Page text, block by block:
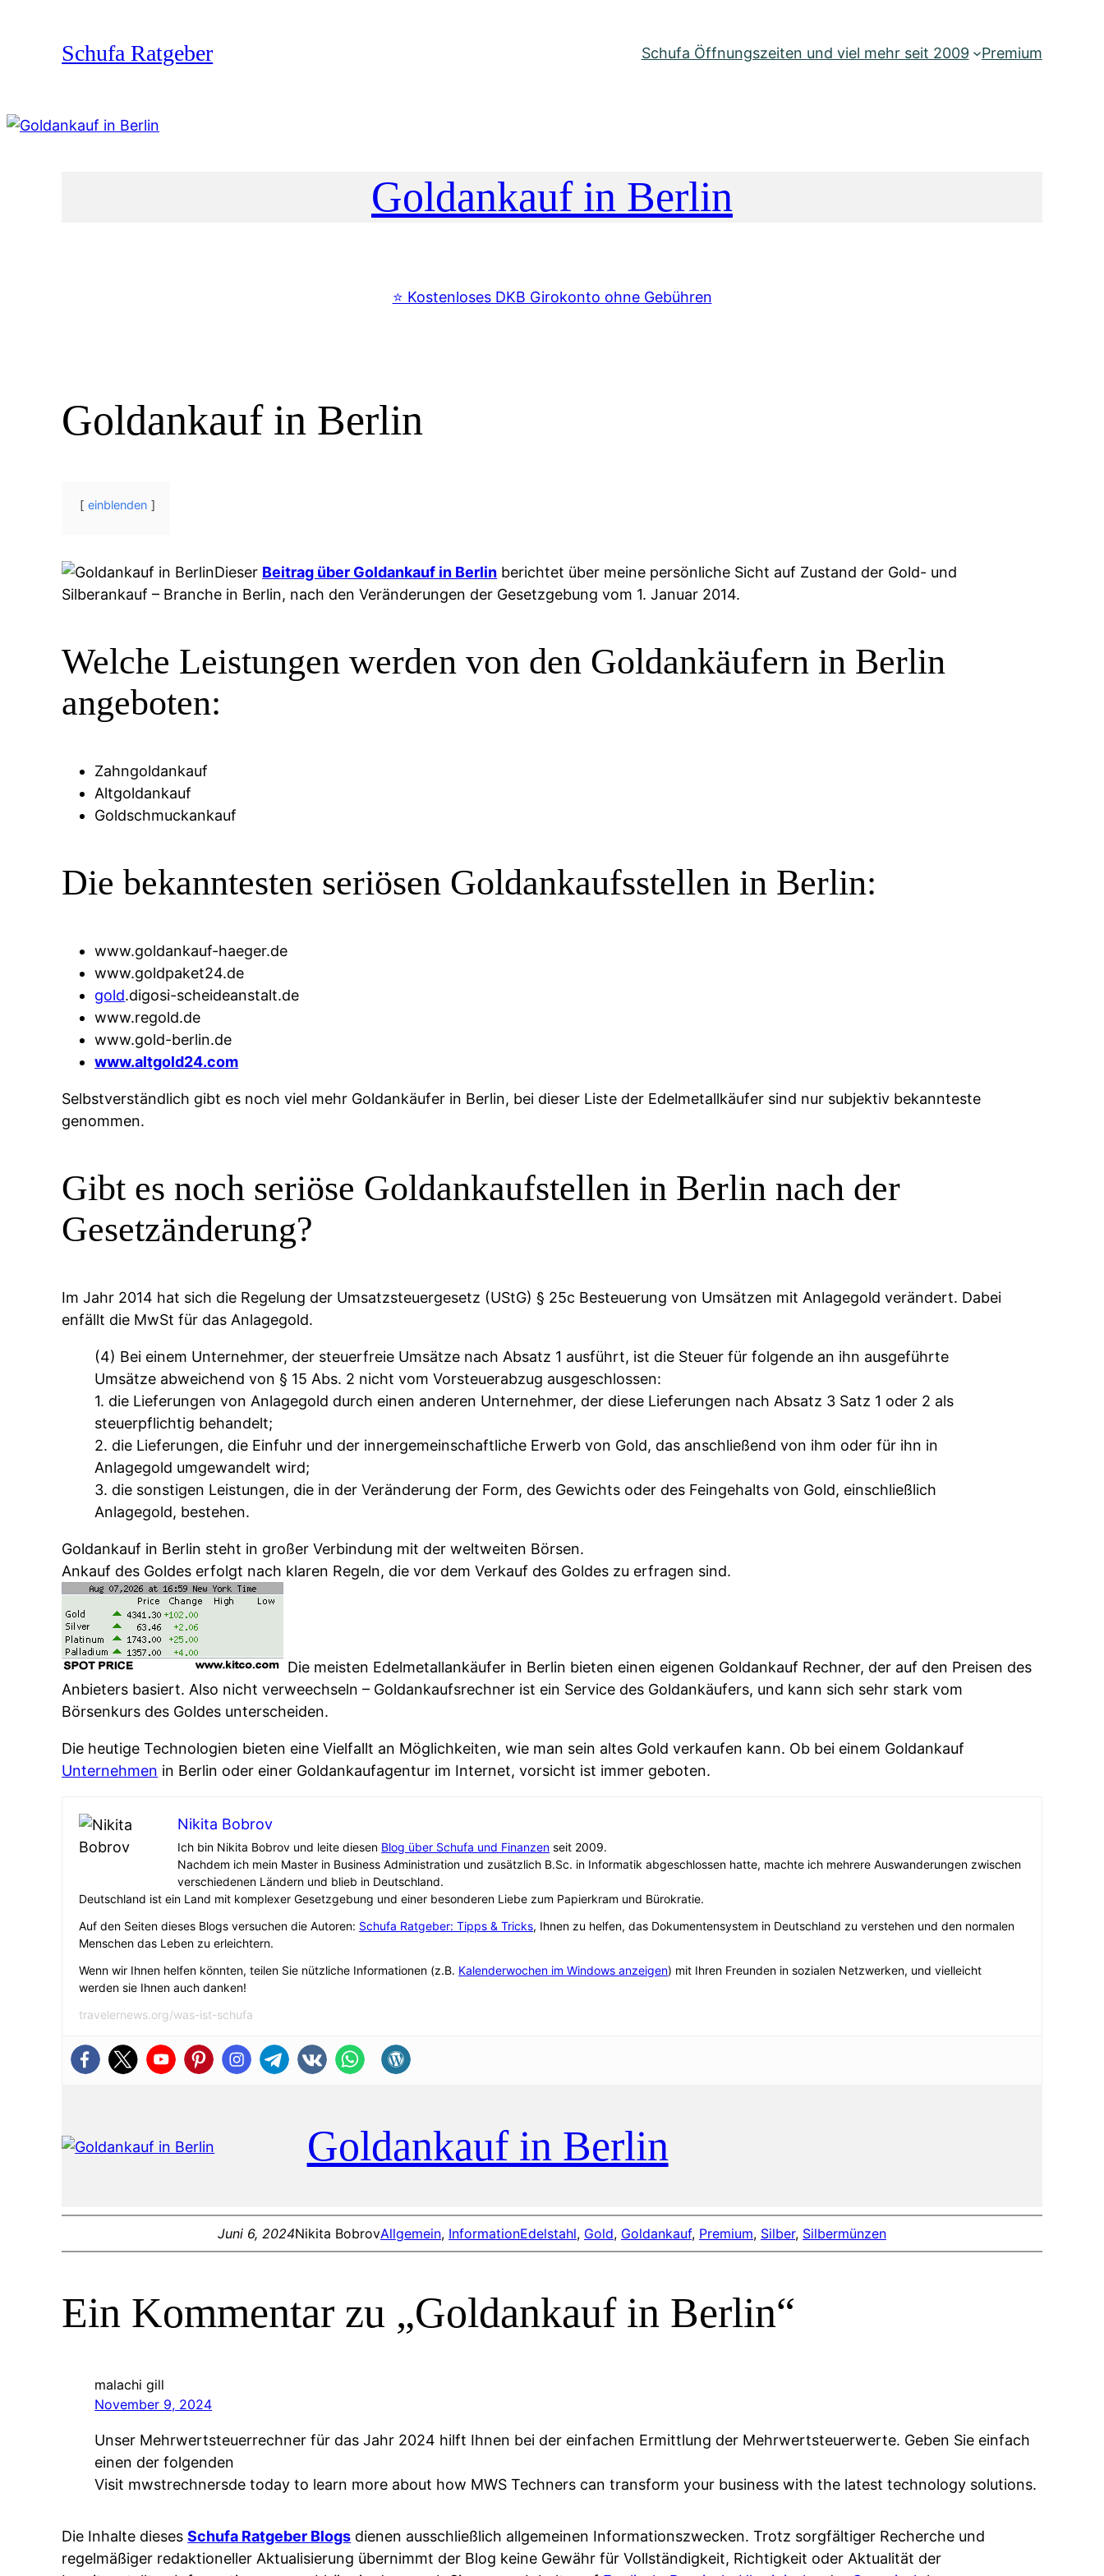
springenSchufa Ratgeber Schufa Öffnungszeiten und viel mehr seit 2009 Premium
Goldankauf in Berlin
⭐️ Kostenloses DKB Girokonto ohne Gebühren
Goldankauf in Berlin
einblenden
Dieser Beitrag über Goldankauf in Berlin berichtet über meine persönliche Sicht auf Zustand der Gold- und
Silberankauf – Branche in Berlin, nach den Veränderungen der Gesetzgebung vom 1. Januar 2014.
Welche Leistungen werden von den Goldankäufern in Berlin
angeboten:
Zahngoldankauf
Altgoldankauf
Goldschmuckankauf
Die bekanntesten seriösen Goldankaufsstellen in Berlin:
www.goldankauf-haeger.de
www.goldpaket24.de
gold.digosi-scheideanstalt.de
www.regold.de
www.gold-berlin.de
www.altgold24.com
Selbstverständlich gibt es noch viel mehr Goldankäufer in Berlin, bei dieser Liste der Edelmetallkäufer sind nur subjektiv bekannteste
genommen.
Gibt es noch seriöse Goldankaufstellen in Berlin nach der
Gesetzänderung?
Im Jahr 2014 hat sich die Regelung der Umsatzsteuergesetz (UStG) § 25c Besteuerung von Umsätzen mit Anlagegold verändert. Dabei
enfällt die MwSt für das Anlagegold.
(4) Bei einem Unternehmer, der steuerfreie Umsätze nach Absatz 1 ausführt, ist die Steuer für folgende an ihn ausgeführte
Umsätze abweichend von § 15 Abs. 2 nicht vom Vorsteuerabzug ausgeschlossen:
1. die Lieferungen von Anlagegold durch einen anderen Unternehmer, der diese Lieferungen nach Absatz 3 Satz 1 oder 2 als
steuerpflichtig behandelt;
2. die Lieferungen, die Einfuhr und der innergemeinschaftliche Erwerb von Gold, das anschließend von ihm oder für ihn in
Anlagegold umgewandelt wird;
3. die sonstigen Leistungen, die in der Veränderung der Form, des Gewichts oder des Feingehalts von Gold, einschließlich
Anlagegold, bestehen.
Goldankauf in Berlin steht in großer Verbindung mit der weltweiten Börsen.
Ankauf des Goldes erfolgt nach klaren Regeln, die vor dem Verkauf des Goldes zu erfragen sind.
Die meisten Edelmetallankäufer in Berlin bieten einen eigenen Goldankauf Rechner, der auf den Preisen des
Anbieters basiert. Also nicht verweechseln – Goldankaufsrechner ist ein Service des Goldankäufers, und kann sich sehr stark vom
Börsenkurs des Goldes unterscheiden.
Die heutige Technologien bieten eine Vielfallt an Möglichkeiten, wie man sein altes Gold verkaufen kann. Ob bei einem Goldankauf
Unternehmen in Berlin oder einer Goldankaufagentur im Internet, vorsicht ist immer geboten.
Nikita Bobrov
Ich bin Nikita Bobrov und leite diesen Blog über Schufa und Finanzen seit 2009.
Nachdem ich mein Master in Business Administration und zusätzlich B.Sc. in Informatik abgeschlossen hatte, machte ich mehrere Auswanderungen zwischen
verschiedenen Ländern und blieb in Deutschland.
Deutschland ist ein Land mit komplexer Gesetzgebung und einer besonderen Liebe zum Papierkram und Bürokratie.
Auf den Seiten dieses Blogs versuchen die Autoren: Schufa Ratgeber: Tipps & Tricks, Ihnen zu helfen, das Dokumentensystem in Deutschland zu verstehen und den normalen
Menschen das Leben zu erleichtern.
Wenn wir Ihnen helfen könnten, teilen Sie nützliche Informationen (z.B. Kalenderwochen im Windows anzeigen) mit Ihren Freunden in sozialen Netzwerken, und vielleicht
werden sie Ihnen auch danken!
travelernews.org/was-ist-schufa
Goldankauf in Berlin
Juni 6, 2024Nikita BobrovAllgemein, InformationEdelstahl, Gold, Goldankauf, Premium, Silber, Silbermünzen
Ein Kommentar zu „Goldankauf in Berlin“
malachi gill
November 9, 2024
Unser Mehrwertsteuerrechner für das Jahr 2024 hilft Ihnen bei der einfachen Ermittlung der Mehrwertsteuerwerte. Geben Sie einfach
einen der folgenden
Visit mwstrechnersde today to learn more about how MWS Techners can transform your business with the latest technology solutions.
Die Inhalte diesesSchufa Ratgeber Blogs dienen ausschließlich allgemeinen Informationszwecken. Trotz sorgfältiger Recherche und
regelmäßiger redaktioneller Aktualisierung übernimmt der Blog keine Gewähr für Vollständigkeit, Richtigkeit oder Aktualität der